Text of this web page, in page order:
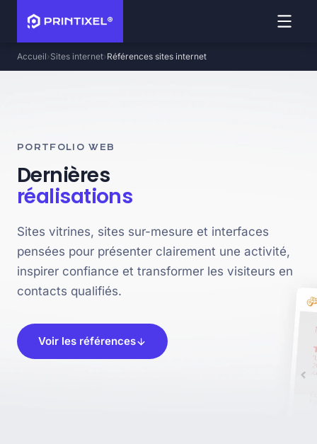
Accueil Sites internet Références sites internet
PORTFOLIO WEB
Dernières
réalisations
Sites vitrines, sites sur-mesure et interfaces
pensées pour présenter clairement une activité,
inspirer confiance et transformer les visiteurs en
contacts qualifiés.
Voir les références